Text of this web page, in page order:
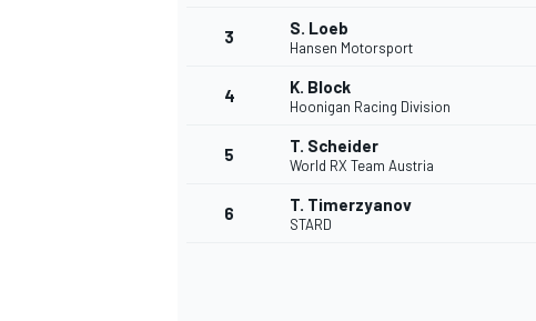
3 S. Loeb
Hansen Motorsport
4 K. Block
Hoonigan Racing Division
5 T. Scheider
World RX Team Austria
6 T. Timerzyanov
STARD